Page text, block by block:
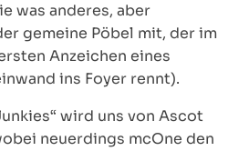
was anderes, aber
gemeine Pöbel mit, der im
Anzeichen eines
ins Foyer rennt).
wird uns von Ascot
neuerdings mcOne den